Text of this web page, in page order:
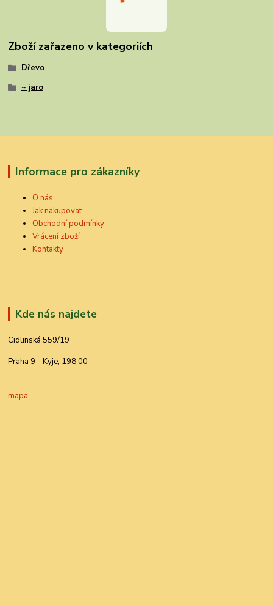
Zboží zařazeno v kategoriích
Dřevo
~ jaro
Informace pro zákazníky
O nás
Jak nakupovat
Obchodní podmínky
Vrácení zboží
Kontakty
Kde nás najdete
Cidlinská 559/19
Praha 9 - Kyje, 198 00
mapa